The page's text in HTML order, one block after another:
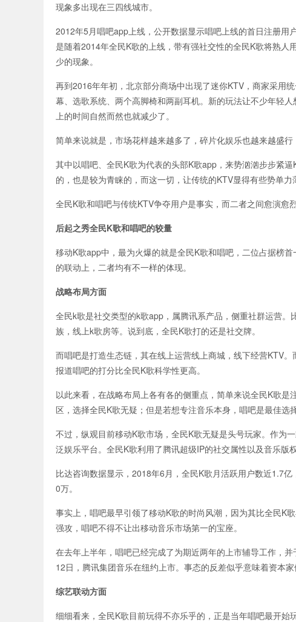
现象多出现在三四线城市。
2012年5月唱吧app上线，公开数据显示唱吧上线的首日注册
是随着2014年全民K歌的上线，带有强社交性的全民K歌将熟
少的现象。
再到2016年年初，北京部分商场中出现了迷你KTV，商家采用
幕、选歌系统、两个高脚椅和两副耳机。新的玩法让不少年轻
上的时间自然而然也就减少了。
简单来说就是，市场花样越来越多了，碎片化娱乐也越来越盛
其中以唱吧、全民K歌为代表的头部K歌app，来势汹汹步步紧
的，也是较为青睐的，而这一切，让传统的KTV显得有些势单力
全民K歌和唱吧与传统KTV争夺用户是事实，而二者之间愈演愈
后起之秀全民K歌和唱吧的较量
移动K歌app中，最为火爆的就是全民K歌和唱吧，二位占据榜
的联动上，二者均有不一样的体现。
战略布局方面
全民k歌是社交类型的k歌app，属腾讯系产品，侧重社群运营
族，线上k歌房等。说到底，全民K歌打的还是社交牌。
而唱吧是打造生态链，其在线上运营线上商城，线下经营KTV
报道唱吧的打分比全民K歌科学性更高。
以此来看，在战略布局上各有各的侧重点，简单来说全民K歌
区，选择全民K歌无疑；但是若想专注音乐本身，唱吧是最佳选择
不过，纵观目前移动K歌市场，全民K歌无疑是头号玩家。作为
泛娱乐平台。全民K歌利用了腾讯超级IP的社交属性以及音乐版
比达咨询数据显示，2018年6月，全民K歌月活跃用户数近1.7
0万。
事实上，唱吧最早引领了移动K歌的时尚风潮，因为其比全民K
强攻，唱吧不得不让出移动音乐市场第一的宝座。
在去年上半年，唱吧已经完成了为期近两年的上市辅导工作，
12日，腾讯集团音乐在纽约上市。事态的反差似乎意味着资本
综艺联动方面
细细看来，全民K歌目前玩得不亦乐乎的，正是当年唱吧最开